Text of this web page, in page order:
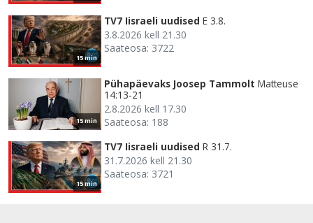
15 min
TV7 Iisraeli uudised E 3.8.
3.8.2026 kell 21.30
Saateosa: 3722
15 min
Pühapäevaks Joosep Tammolt Matteuse
14:13-21
2.8.2026 kell 17.30
Saateosa: 188
15 min
TV7 Iisraeli uudised R 31.7.
31.7.2026 kell 21.30
Saateosa: 3721